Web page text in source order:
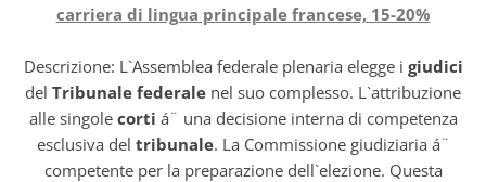
carriera di lingua principale francese, 15-20%
Descrizione: L`Assemblea federale plenaria elegge i giudici
del Tribunale federale nel suo complesso. L`attribuzione
alle singole corti á¨ una decisione interna di competenza
esclusiva del tribunale. La Commissione giudiziaria á¨
competente per la preparazione dell`elezione. Questa